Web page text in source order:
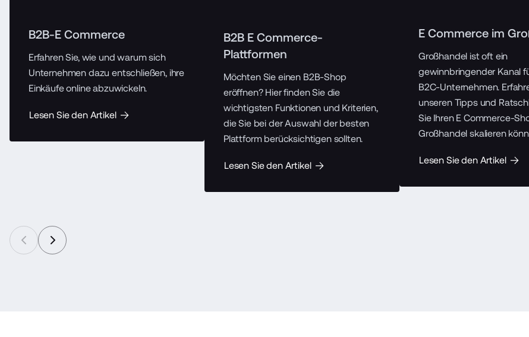
B2B-E Commerce
Erfahren Sie, wie und warum sich
Unternehmen dazu entschließen, ihre
Einkäufe online abzuwickeln.
Lesen Sie den Artikel
B2B E Commerce-
Plattformen
Möchten Sie einen B2B-Shop
eröffnen? Hier finden Sie die
wichtigsten Funktionen und Kriterien,
die Sie bei der Auswahl der besten
Plattform berücksichtigen sollten.
Lesen Sie den Artikel
E Commerce im
Großhandel ist oft ein
gewinnbringender Kanal
B2C-Unternehmen.
unseren Tipps und
Sie Ihren E Commerce-
Großhandel skalieren
Lesen Sie den Artikel